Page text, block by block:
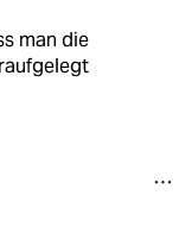
man die